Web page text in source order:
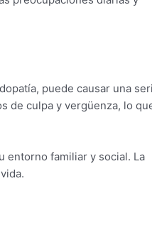
puede causar una
de culpa y vergüenza, lo
entorno familiar y social. La